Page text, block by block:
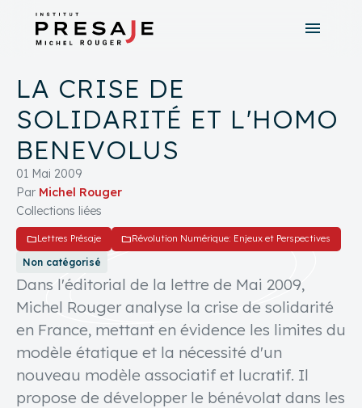
menu
Recherche avancée
LA CRISE DE
SOLIDARITÉ ET L'HOMO
BENEVOLUS
01 Mai 2009
Par Michel Rouger
Collections liées
folderLettres Présaje folderRévolution Numérique: Enjeux et Perspectives
Non catégorisé
Dans l'éditorial de la lettre de Mai 2009,
Michel Rouger analyse la crise de solidarité
en France, mettant en évidence les limites du
modèle étatique et la nécessité d'un
nouveau modèle associatif et lucratif. Il
propose de développer le bénévolat dans les